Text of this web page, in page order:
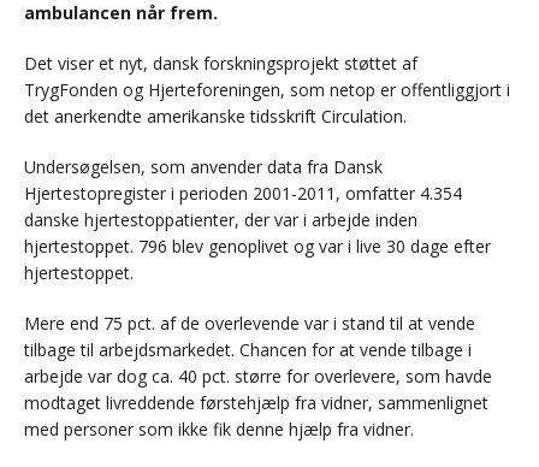
ambulancen når frem.
Det viser et nyt, dansk forskningsprojekt støttet af
TrygFonden og Hjerteforeningen, som netop er offentliggjort i
det anerkendte amerikanske tidsskrift Circulation.
Undersøgelsen, som anvender data fra Dansk
Hjertestopregister i perioden 2001-2011, omfatter 4.354
danske hjertestoppatienter, der var i arbejde inden
hjertestoppet. 796 blev genoplivet og var i live 30 dage efter
hjertestoppet.
Mere end 75 pct. af de overlevende var i stand til at vende
tilbage til arbejdsmarkedet. Chancen for at vende tilbage i
arbejde var dog ca. 40 pct. større for overlevere, som havde
modtaget livreddende førstehjælp fra vidner, sammenlignet
med personer som ikke fik denne hjælp fra vidner.